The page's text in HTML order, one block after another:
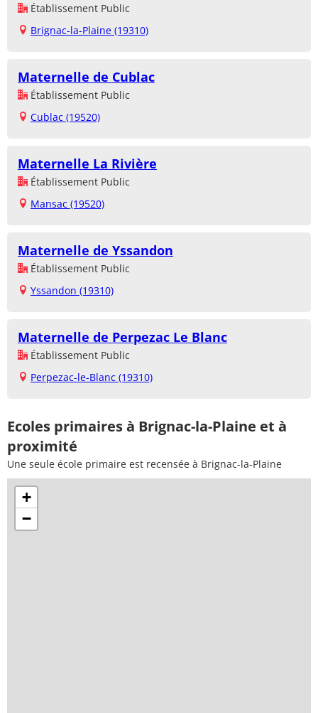
Établissement Public
Brignac-la-Plaine (19310)
Maternelle de Cublac
Établissement Public
Cublac (19520)
Maternelle La Rivière
Établissement Public
Mansac (19520)
Maternelle de Yssandon
Établissement Public
Yssandon (19310)
Maternelle de Perpezac Le Blanc
Établissement Public
Perpezac-le-Blanc (19310)
Ecoles primaires à Brignac-la-Plaine et à
proximité
Une seule école primaire est recensée à Brignac-la-Plaine
+
−